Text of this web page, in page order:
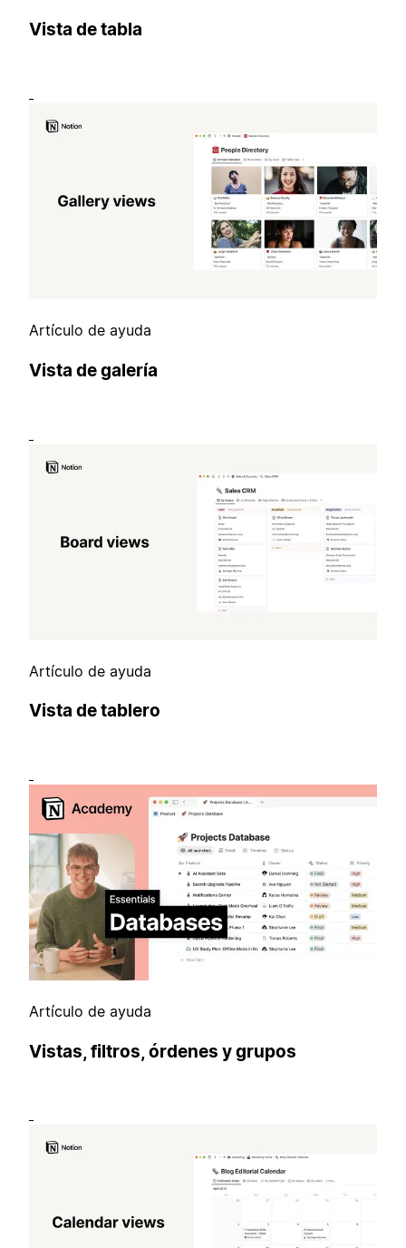
Vista de tabla
Artículo de ayuda
Vista de galería
Artículo de ayuda
Vista de tablero
Artículo de ayuda
Vistas, filtros, órdenes y grupos